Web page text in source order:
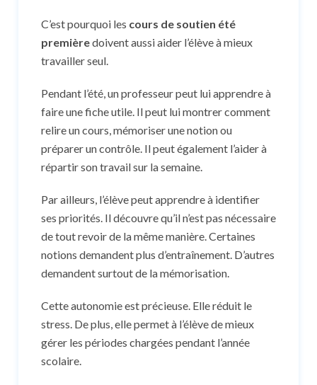
C’est pourquoi les cours de soutien été
premièredoivent aussi aider l’élève à mieux
travailler seul.
Pendant l’été, un professeur peut lui apprendre à
faire une fiche utile. Il peut lui montrer comment
relire un cours, mémoriser une notion ou
préparer un contrôle. Il peut également l’aider à
répartir son travail sur la semaine.
Par ailleurs, l’élève peut apprendre à identifier
ses priorités. Il découvre qu’il n’est pas nécessaire
de tout revoir de la même manière. Certaines
notions demandent plus d’entraînement. D’autres
demandent surtout de la mémorisation.
Cette autonomie est précieuse. Elle réduit le
stress. De plus, elle permet à l’élève de mieux
gérer les périodes chargées pendant l’année
scolaire.